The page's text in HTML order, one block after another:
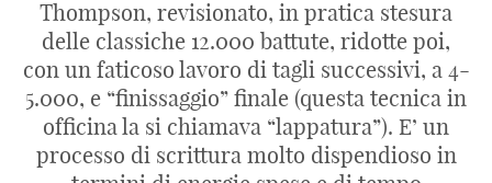
Thompson, revisionato, in pratica stesura
delle classiche 12.000 battute, ridotte poi,
con un faticoso lavoro di tagli successivi, a 4-
5.000, e “finissaggio” finale (questa tecnica in
officina la si chiamava “lappatura”). E’ un
processo di scrittura molto dispendioso in